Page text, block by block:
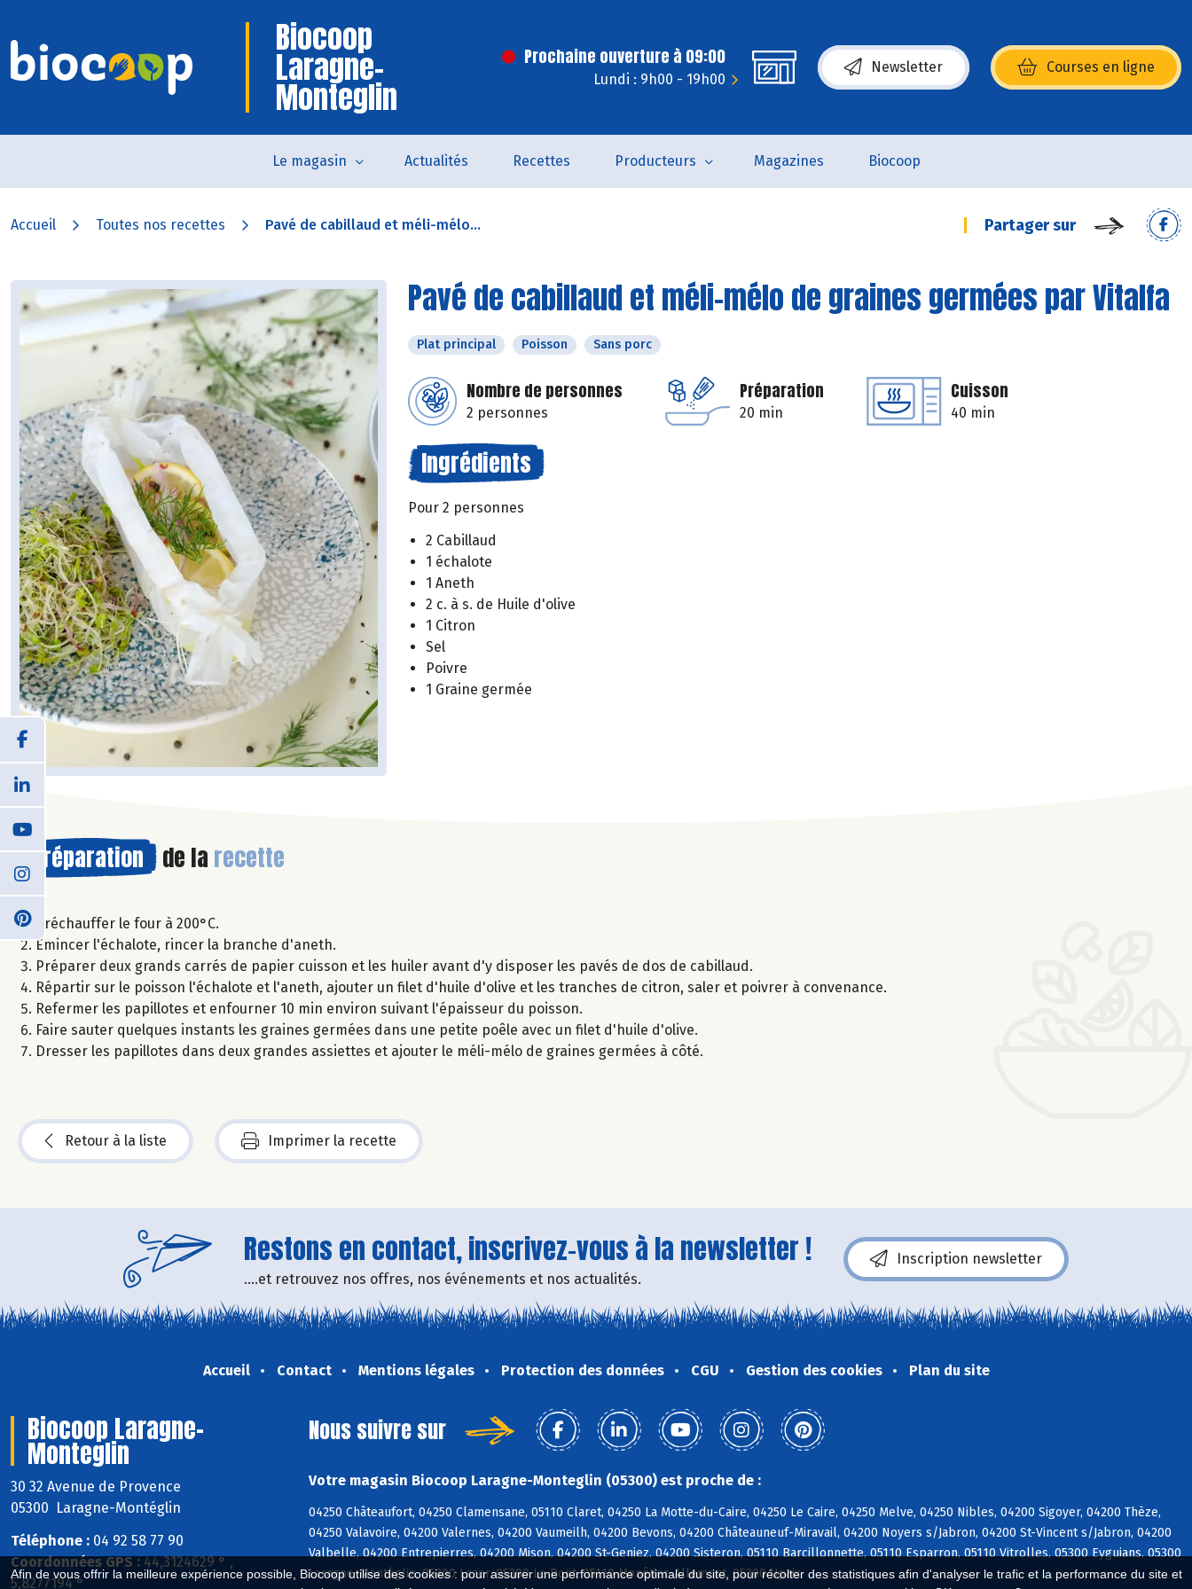
Afin de vous offrir la meilleure expérience possible, Biocoop utilise des cookies : pour assurer une performance optimale du site, pour récolter des statistiques afin d'analyser le trafic et la performance du site et
Biocoop
Laragne-
Monteglin
Prochaine ouverture à 09:00
Lundi : 9h00 - 19h00
Newsletter Courses en ligne
(s’ouvre dans une nouvelle fenêtre)
Le magasin Actualités Recettes Producteurs Magazines Biocoop
Accueil Toutes nos recettes Pavé de cabillaud et méli-mélo... Partager sur
Pavé de cabillaud et méli-mélo de graines germées par Vitalfa
Plat principal Poisson Sans porc
Nombre de personnes
2 personnes
Préparation
20 min
Cuisson
40 min
Ingrédients
Pour 2 personnes
2 Cabillaud
1 échalote
1 Aneth
2 c. à s. de Huile d'olive
1 Citron
Sel
Poivre
1 Graine germée
Préparation de la recette
Préchauffer le four à 200°C.
Émincer l'échalote, rincer la branche d'aneth.
Préparer deux grands carrés de papier cuisson et les huiler avant d'y disposer les pavés de dos de cabillaud.
Répartir sur le poisson l'échalote et l'aneth, ajouter un filet d'huile d'olive et les tranches de citron, saler et poivrer à convenance.
Refermer les papillotes et enfourner 10 min environ suivant l'épaisseur du poisson.
Faire sauter quelques instants les graines germées dans une petite poêle avec un filet d'huile d'olive.
Dresser les papillotes dans deux grandes assiettes et ajouter le méli-mélo de graines germées à côté.
Retour à la liste Imprimer la recette
Restons en contact, inscrivez-vous à la newsletter !
....et retrouvez nos offres, nos événements et nos actualités.
Inscription newsletter
Accueil Contact Mentions légales Protection des données CGU Gestion des cookies Plan du site
Biocoop Laragne-
Monteglin
30 32 Avenue de Provence
05300 Laragne-Montéglin
Téléphone : 04 92 58 77 90
Coordonnées GPS : 44,3124629 ° ,
5,8277194 °
Nous suivre sur
Votre magasin Biocoop Laragne-Monteglin (05300) est proche de :
04250 Châteaufort, 04250 Clamensane, 05110 Claret, 04250 La Motte-du-Caire, 04250 Le Caire, 04250 Melve, 04250 Nibles, 04200 Sigoyer, 04200 Thèze,
04250 Valavoire, 04200 Valernes, 04200 Vaumeilh, 04200 Bevons, 04200 Châteauneuf-Miravail, 04200 Noyers s/Jabron, 04200 St-Vincent s/Jabron, 04200
Valbelle, 04200 Entrepierres, 04200 Mison, 04200 St-Geniez, 04200 Sisteron, 05110 Barcillonnette, 05110 Esparron, 05110 Vitrolles, 05300 Eyguians, 05300
Laragne-Montéglin, 05300 Lazer, 05300 Le Poët, 05110 Monêtier-Allemont, 05300 Upaix